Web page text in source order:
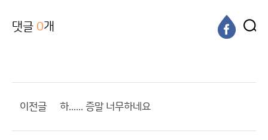
댓글 0개
이전글 하...... 증말 너무하네요